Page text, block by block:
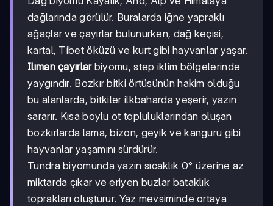
dağlarında görülür. Buralarda iğne yapraklı
ağaçlar ve çayırlar bulunurken, dağ keçisi,
kartal, Tibet öküzü ve kurt gibi hayvanlar yaşar.
Ilıman çayırlarbiyomu, step iklim bölgelerinde
yaygındır. Bozkır bitki örtüsünün hakim olduğu
bu alanlarda, bitkiler ilkbaharda yeşerir, yazın
sararır. Kısa boylu ot topluluklarından oluşan
bozkırlarda lama, bizon, geyik ve kanguru gibi
hayvanlar yaşamını sürdürür.
Tundra biyomunda yazın sıcaklık 0° üzerine az
miktarda çıkar ve eriyen buzlar bataklık
toprakları oluşturur. Yaz mevsiminde ortaya